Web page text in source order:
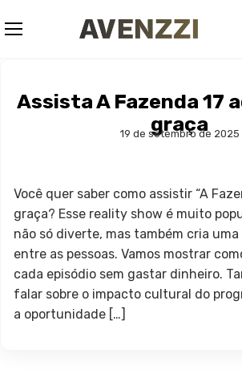
Assista A Fazenda 17
graça
19 de setembro de 2025
Você quer saber como assistir “A
graça? Esse reality show é muito
não só diverte, mas também cria
entre as pessoas. Vamos mostrar
cada episódio sem gastar dinheiro.
falar sobre o impacto cultural do
a oportunidade […]